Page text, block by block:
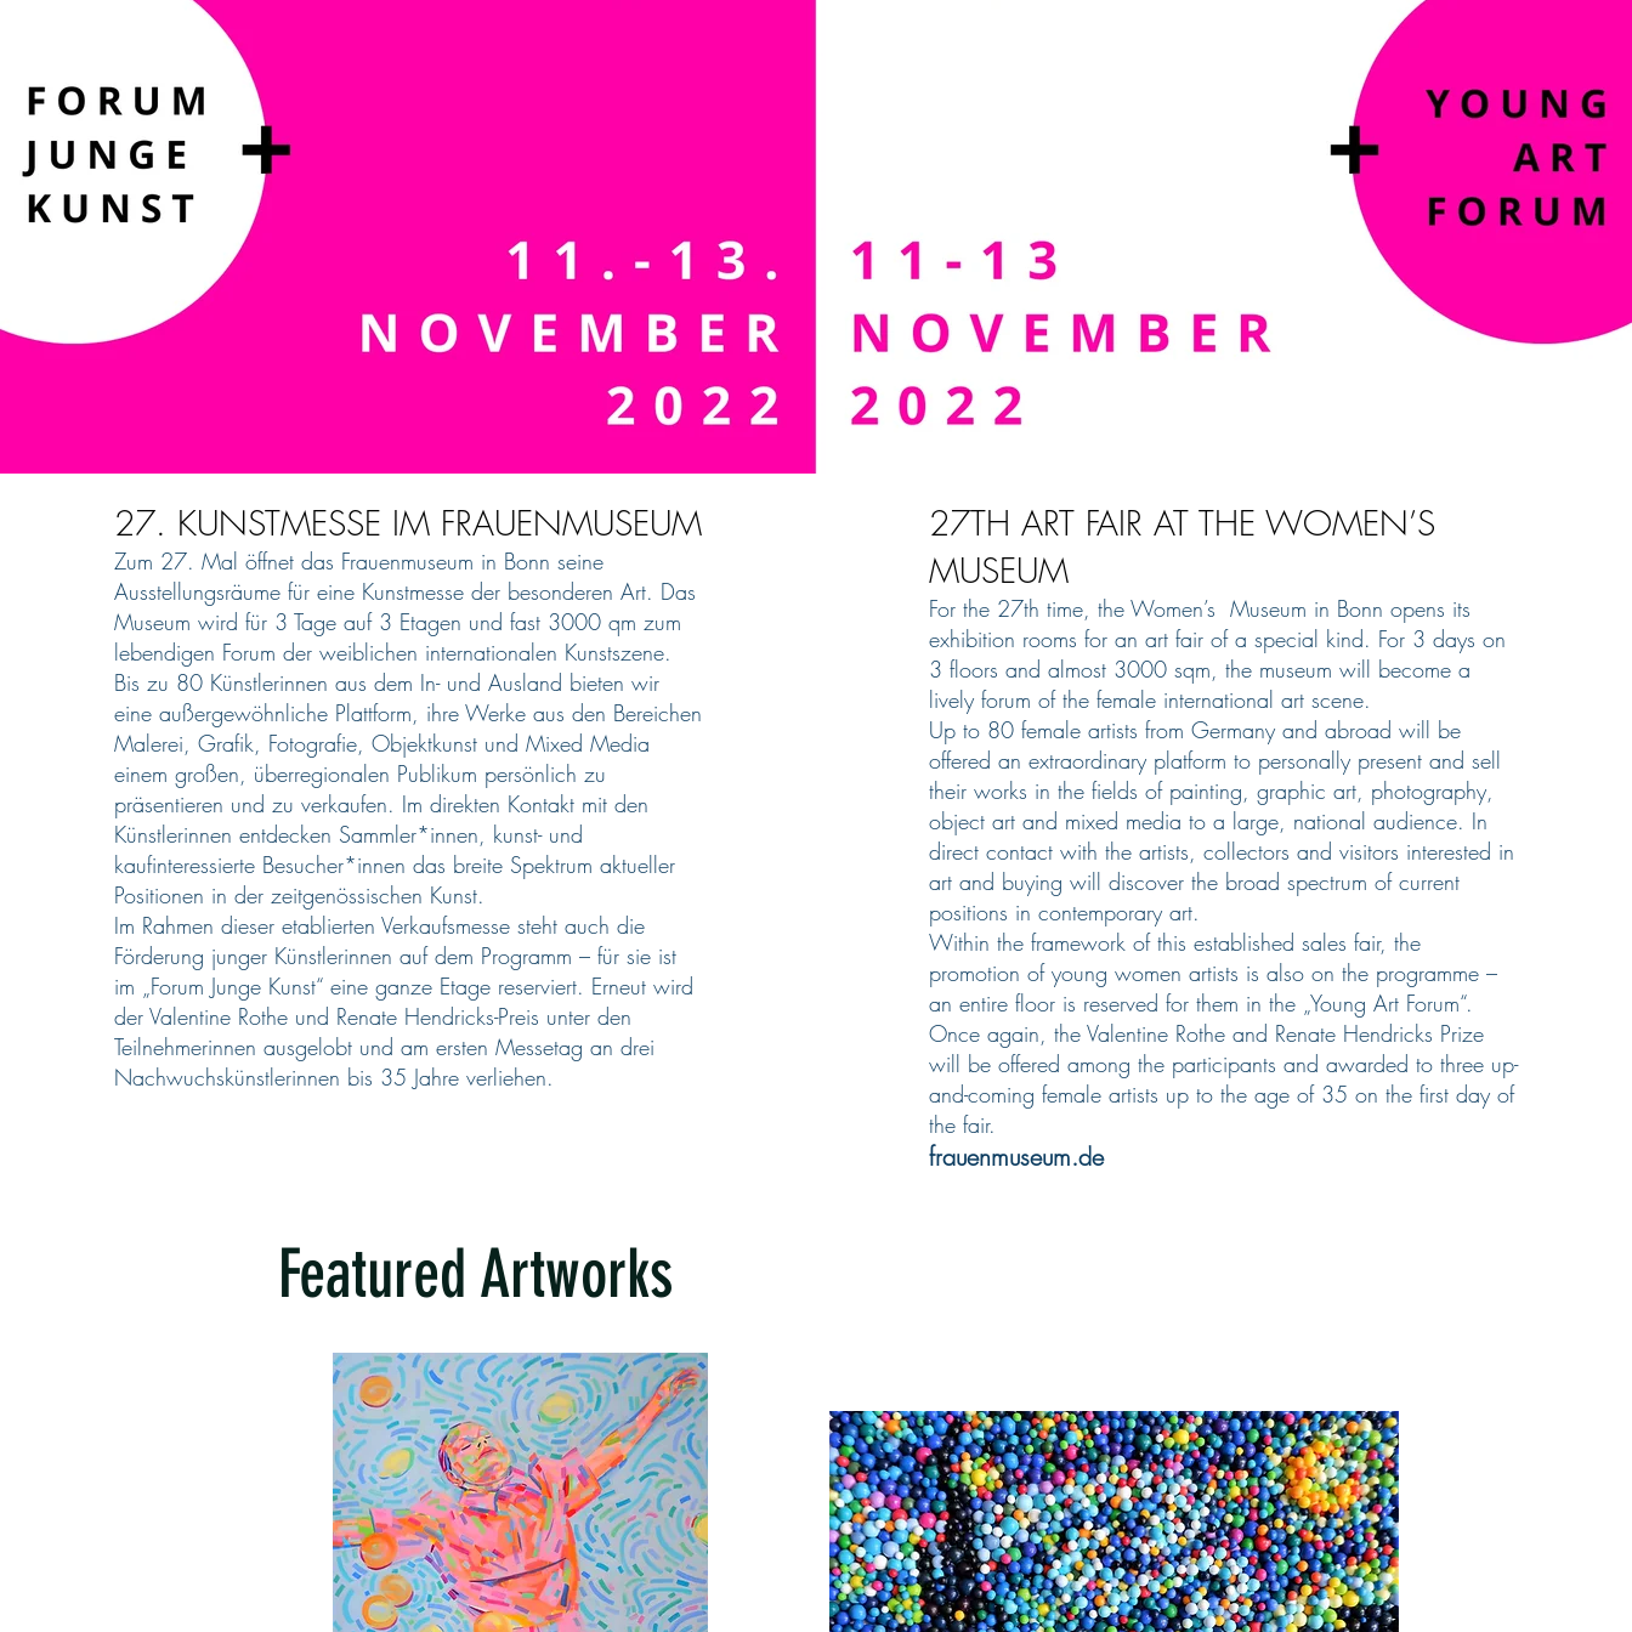
27. KUNSTMESSE IM FRAUENMUSEUM
Zum 27. Mal öffnet das Frauenmuseum in Bonn seine
Ausstellungsräume für eine Kunstmesse der besonderen Art. Das
Museum wird für 3 Tage auf 3 Etagen und fast 3000 qm zum
lebendigen Forum der weiblichen internationalen Kunstszene.
Bis zu 80 Künstlerinnen aus dem In- und Ausland bieten wir
eine außergewöhnliche Plattform, ihre Werke aus den Bereichen
Malerei, Grafik, Fotografie, Objektkunst und Mixed Media
einem großen, überregionalen Publikum persönlich zu
präsentieren und zu verkaufen. Im direkten Kontakt mit den
Künstlerinnen entdecken Sammler*innen, kunst- und
kaufinteressierte Besucher*innen das breite Spektrum aktueller
Positionen in der zeitgenössischen Kunst.
Im Rahmen dieser etablierten Verkaufsmesse steht auch die
Förderung junger Künstlerinnen auf dem Programm – für sie ist
im „Forum Junge Kunst“ eine ganze Etage reserviert. Erneut wird
der Valentine Rothe und Renate Hendricks-Preis unter den
Teilnehmerinnen ausgelobt und am ersten Messetag an drei
Nachwuchskünstlerinnen bis 35 Jahre verliehen.
27TH ART FAIR AT THE WOMEN’S
MUSEUM
For the 27th time, the Women’s Museum in Bonn opens its
exhibition rooms for an art fair of a special kind. For 3 days on
3 floors and almost 3000 sqm, the museum will become a
lively forum of the female international art scene.
Up to 80 female artists from Germany and abroad will be
offered an extraordinary platform to personally present and sell
their works in the fields of painting, graphic art, photography,
object art and mixed media to a large, national audience. In
direct contact with the artists, collectors and visitors interested in
art and buying will discover the broad spectrum of current
positions in contemporary art.
Within the framework of this established sales fair, the
promotion of young women artists is also on the programme –
an entire floor is reserved for them in the „Young Art Forum“.
Once again, the Valentine Rothe and Renate Hendricks Prize
will be offered among the participants and awarded to three up-
and-coming female artists up to the age of 35 on the first day of
the fair.
frauenmuseum.de
Featured Artworks